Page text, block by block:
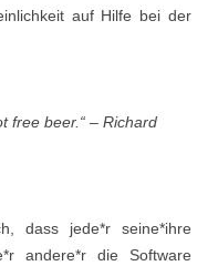
auf Hilfe bei der
free beer.“ – Richard
dass jede*r seine*ihre
andere*r die Software